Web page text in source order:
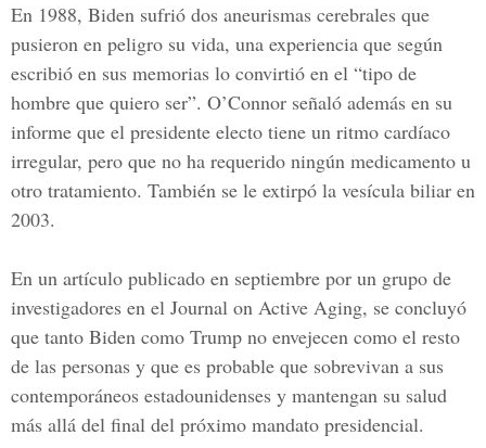
En 1988, Biden sufrió dos aneurismas cerebrales que
pusieron en peligro su vida, una experiencia que según
escribió en sus memorias lo convirtió en el “tipo de
hombre que quiero ser”. O’Connor señaló además en su
informe que el presidente electo tiene un ritmo cardíaco
irregular, pero que no ha requerido ningún medicamento u
otro tratamiento. También se le extirpó la vesícula biliar en
2003.
En un artículo publicado en septiembre por un grupo de
investigadores en el Journal on Active Aging, se concluyó
que tanto Biden como Trump no envejecen como el resto
de las personas y que es probable que sobrevivan a sus
contemporáneos estadounidenses y mantengan su salud
más allá del final del próximo mandato presidencial.